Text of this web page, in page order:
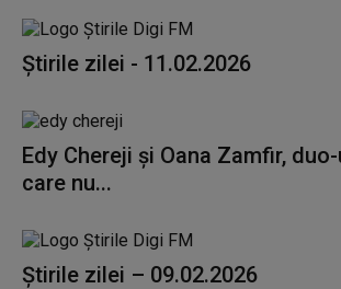
Știrile zilei - 11.02.2026
Edy Chereji și Oana Zamfir, duo-
care nu...
Știrile zilei – 09.02.2026